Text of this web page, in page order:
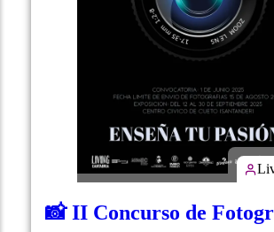
📸 II Concurso de